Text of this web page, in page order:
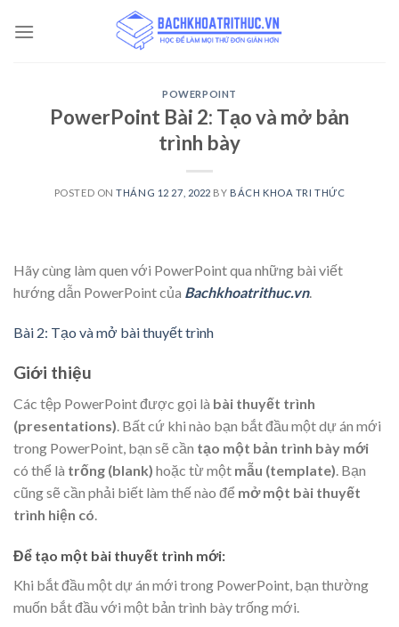
POWERPOINT
PowerPoint Bài 2: Tạo và mở bản
trình bày
POSTED ONTHÁNG 12 27, 2022 BY BÁCH KHOA TRI THỨC
Hãy cùng làm quen với PowerPoint qua những bài viết
hướng dẫn PowerPoint của Bachkhoatrithuc.vn.
Bài 2: Tạo và mở bài thuyết trình
Giới thiệu
Các tệp PowerPoint được gọi là bài thuyết trình
(presentations) . Bất cứ khi nào bạn bắt đầu một dự án mới
trong PowerPoint, bạn sẽ cần tạo một bản trình bày mới
có thể là trống (blank) hoặc từ một mẫu (template) . Bạn
cũng sẽ cần phải biết làm thế nào để mở một bài thuyết
trình hiện có
Để tạo một bài thuyết trình mới:
Khi bắt đầu một dự án mới trong PowerPoint, bạn thường
muốn bắt đầu với một bản trình bày trống mới.